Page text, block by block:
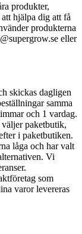
produkter,
hjälpa dig att få
produkterna
eller
skickas dagligen
samma
och 1 vardag.
paketbutik,
i paketbutiken.
låga och har valt
Vi
som
varor levereras